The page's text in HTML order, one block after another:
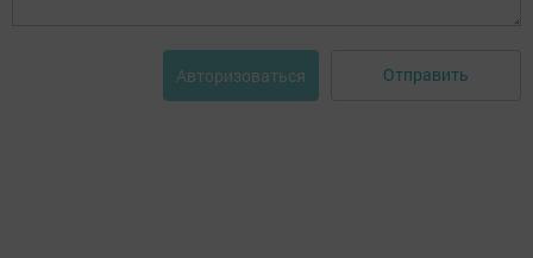
Авторизоваться Отправить